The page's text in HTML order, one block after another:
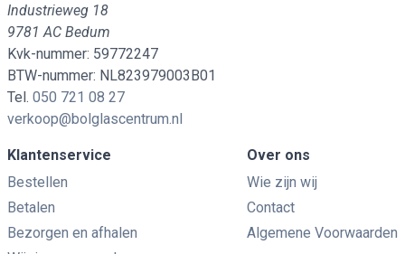
Industrieweg 18
9781 AC Bedum
Kvk-nummer: 59772247
BTW-nummer: NL823979003B01
Tel. 050 721 08 27
verkoop@bolglascentrum.nl
Klantenservice
Bestellen
Betalen
Bezorgen en afhalen
Over ons
Wie zijn wij
Contact
Algemene Voorwaarden